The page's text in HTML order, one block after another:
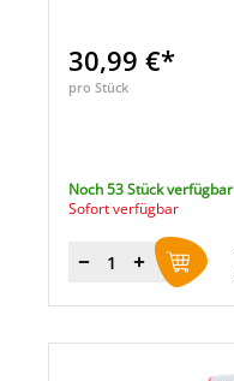
30,99 €*
pro Stück
Noch 53 Stück verfügbar
Sofort verfügbar
Menge